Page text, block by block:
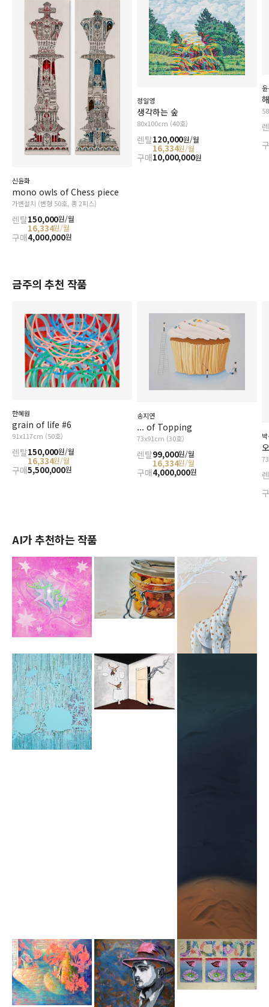
신윤화
mono owls of Chess piece
가변설치 (변형 50호, 총 2피스)
렌탈150,000원/월
16,334원/월
구매4,000,000원
정일영
생각하는 숲
80x100cm (40호)
렌탈120,000원/월
16,334원/월
구매10,000,000원
금주의 추천 작품
한혜원
grain of life #6
91x117cm (50호)
렌탈150,000원/월
16,334원/월
구매5,500,000원
송지연
... of Topping
73x91cm (30호)
렌탈99,000원/월
16,334원/월
구매4,000,000원
AI가 추천하는 작품